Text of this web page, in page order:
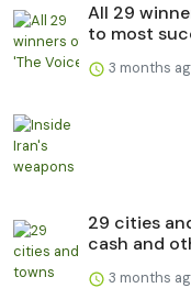
All 29
to most
3 months
29 cities
cash and
3 months